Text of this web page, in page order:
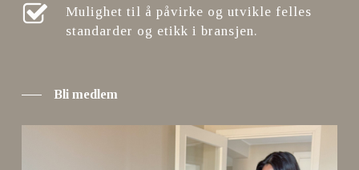
Mulighet til å påvirke og utvikle felles
standarder og etikk i bransjen.
Bli medlem